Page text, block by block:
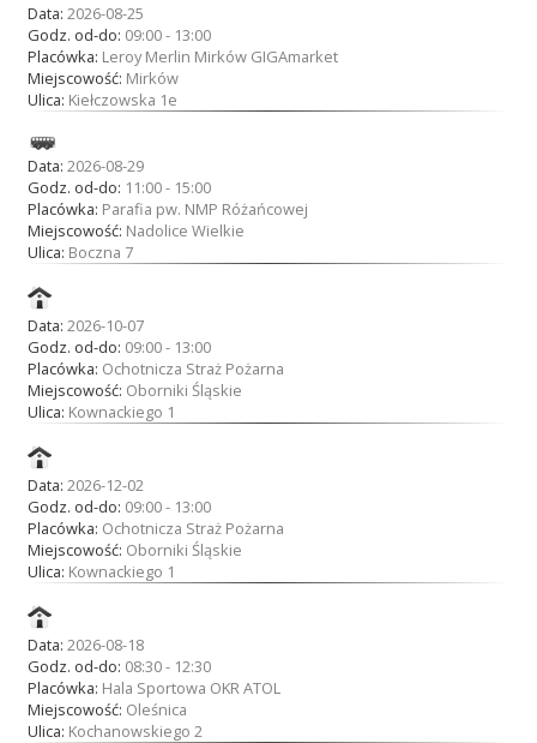
Data: 2026-08-25
Godz. od-do: 09:00 - 13:00
Placówka: Leroy Merlin Mirków GIGAmarket
Miejscowość: Mirków
Ulica: Kiełczowska 1e
Data: 2026-08-29
Godz. od-do: 11:00 - 15:00
Placówka: Parafia pw. NMP Różańcowej
Miejscowość: Nadolice Wielkie
Ulica: Boczna 7
Data: 2026-10-07
Godz. od-do: 09:00 - 13:00
Placówka: Ochotnicza Straż Pożarna
Miejscowość: Oborniki Śląskie
Ulica: Kownackiego 1
Data: 2026-12-02
Godz. od-do: 09:00 - 13:00
Placówka: Ochotnicza Straż Pożarna
Miejscowość: Oborniki Śląskie
Ulica: Kownackiego 1
Data: 2026-08-18
Godz. od-do: 08:30 - 12:30
Placówka: Hala Sportowa OKR ATOL
Miejscowość: Oleśnica
Ulica: Kochanowskiego 2